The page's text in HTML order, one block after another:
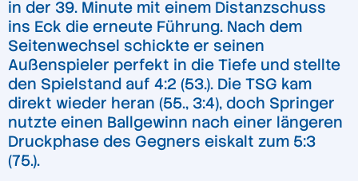
in der 39. Minute mit einem Distanzschuss
ins Eck die erneute Führung. Nach dem
Seitenwechsel schickte er seinen
Außenspieler perfekt in die Tiefe und stellte
den Spielstand auf 4:2 (53.). Die TSG kam
direkt wieder heran (55., 3:4), doch Springer
nutzte einen Ballgewinn nach einer längeren
Druckphase des Gegners eiskalt zum 5:3
(75.).